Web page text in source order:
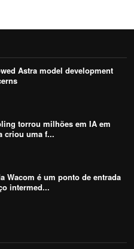
Astra model development
torrou milhões em IA em
criou uma f...
Wacom é um ponto de entrada
intermed...